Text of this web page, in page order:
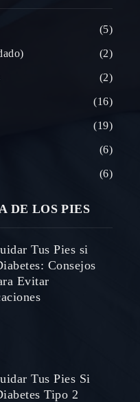
5
2
2
16
19
6
6
DE LOS PIES
Tus Pies si
Consejos
Evitar
Tus Pies Si
Tipo 2